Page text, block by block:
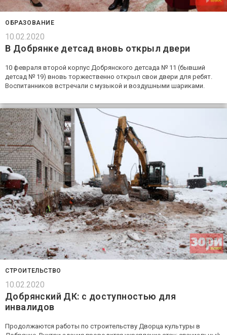
ОБРАЗОВАНИЕ
10.02.2020
В Добрянке детсад вновь открыл двери
10 февраля второй корпус Добрянского детсада № 11 (бывший
детсад № 19) вновь торжественно открыл свои двери для ребят.
Воспитанников встречали с музыкой и воздушными шариками.
СТРОИТЕЛЬСТВО
10.02.2020
Добрянский ДК: с доступностью для
инвалидов
Продолжаются работы по строительству Дворца культуры в